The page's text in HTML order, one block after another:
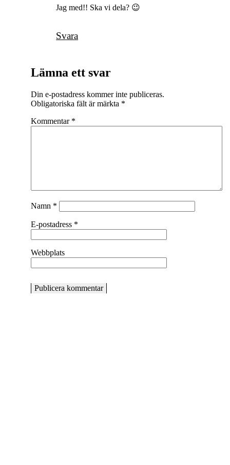
Jag med!! Ska vi dela? 😉
Svara
Lämna ett svar
Din e-postadress kommer inte publiceras.
Obligatoriska fält är märkta *
Kommentar *
Namn *
E-postadress *
Webbplats